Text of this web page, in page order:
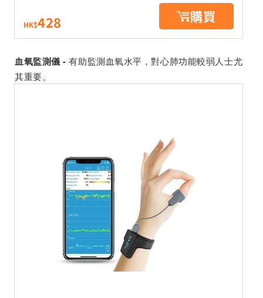
HK$428 購買
血氧監測儀 -有助監測血氧水平，對心肺功能較弱人士尤
其重要。